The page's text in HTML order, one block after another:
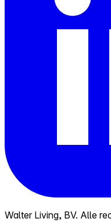
Walter Living, BV. Alle